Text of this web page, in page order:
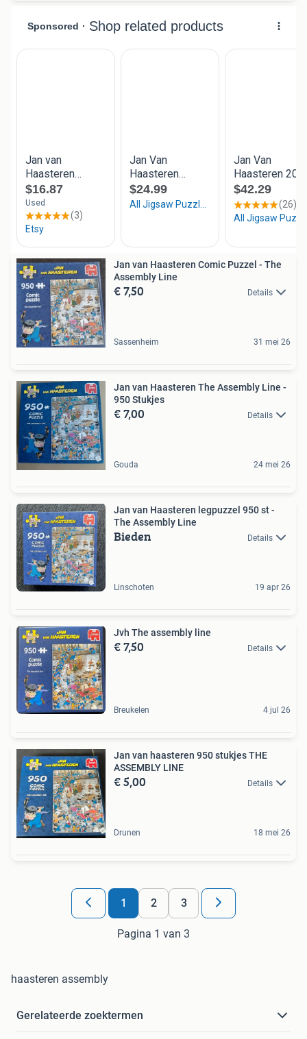
Jan van Haasteren Comic Puzzel - The
Assembly Line
€ 7,50 Details
Sassenheim 31 mei 26
Jan van Haasteren The Assembly Line -
950 Stukjes
€ 7,00 Details
Gouda 24 mei 26
Jan van Haasteren legpuzzel 950 st -
The Assembly Line
Bieden Details
Linschoten 19 apr 26
Jvh The assembly line
€ 7,50 Details
Breukelen 4 jul 26
Jan van haasteren 950 stukjes THE
ASSEMBLY LINE
€ 5,00 Details
Drunen 18 mei 26
1 2 3
Pagina 1 van 3
haasteren assembly
Gerelateerde zoektermen